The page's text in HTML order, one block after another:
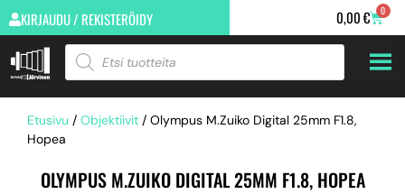
KIRJAUDU / REKISTERÖIDY 0,00€ 0
Etusivu / Objektiivit / Olympus M.Zuiko Digital 25mm F1.8,
Hopea
OLYMPUS M.ZUIKO DIGITAL 25MM F1.8, HOPEA